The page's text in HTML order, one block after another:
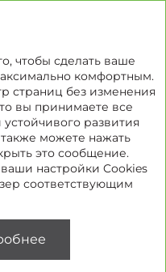
чтобы сделать ваше
комфортным.
страниц без изменения
вы принимаете все
устойчивого развития
можете нажать
это сообщение.
настройки Cookies
соответствующим